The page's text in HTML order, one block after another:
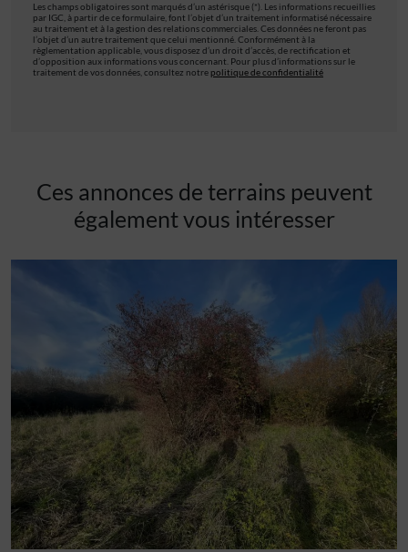
Les champs obligatoires sont marqués d’un astérisque (*). Les informations recueillies
par IGC, à partir de ce formulaire, font l’objet d’un traitement informatisé nécessaire
au traitement et à la gestion des relations commerciales. Ces données ne feront pas
l’objet d’un autre traitement que celui mentionné. Conformément à la
règlementation applicable, vous disposez d’un droit d’accès, de rectification et
d’opposition aux informations vous concernant. Pour plus d’informations sur le
traitement de vos données, consultez notre politique de confidentialité
Ces annonces de terrains peuvent
également vous intéresser